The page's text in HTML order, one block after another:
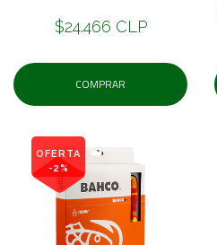
$24.466 CLP
COMPRAR
OFERTA
-2%